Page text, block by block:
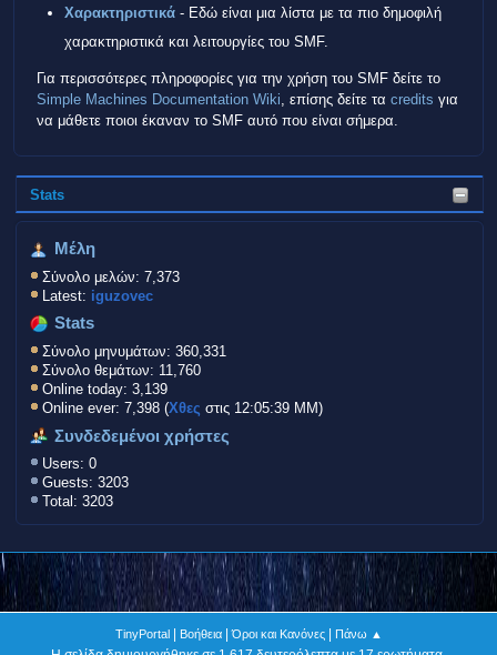
Stats
Μέλη
Σύνολο μελών: 7,373
Latest: iguzovec
Stats
Σύνολο μηνυμάτων: 360,331
Σύνολο θεμάτων: 11,760
Online today: 3,139
Online ever: 7,398 (Χθες στις 12:05:39 ΜΜ)
Συνδεδεμένοι χρήστες
Users: 0
Guests: 3203
Total: 3203
Χαρακτηριστικά - Εδώ είναι μια λίστα με τα πιο δημοφιλή
χαρακτηριστικά και λειτουργίες του SMF.
Για περισσότερες πληροφορίες για την χρήση του SMF δείτε το
Simple Machines Documentation Wiki, επίσης δείτε τα credits για
να μάθετε ποιοι έκαναν το SMF αυτό που είναι σήμερα.
TinyPortal| Βοήθεια|Όροι και Κανόνες| Πάνω ▲